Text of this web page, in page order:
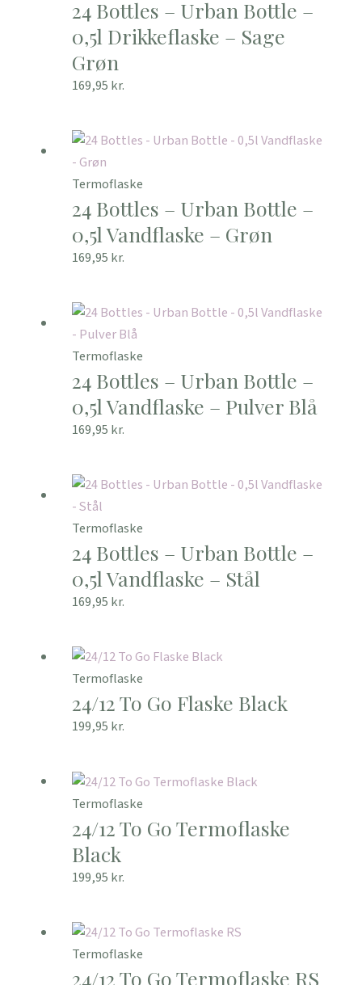
24 Bottles – Urban Bottle –
0,5l Drikkeflaske – Sage
Grøn
169,95 kr.
Termoflaske
24 Bottles – Urban Bottle –
0,5l Vandflaske – Grøn
169,95 kr.
Termoflaske
24 Bottles – Urban Bottle –
0,5l Vandflaske – Pulver Blå
169,95 kr.
Termoflaske
24 Bottles – Urban Bottle –
0,5l Vandflaske – Stål
169,95 kr.
Termoflaske
24/12 To Go Flaske Black
199,95 kr.
Termoflaske
24/12 To Go Termoflaske
Black
199,95 kr.
Termoflaske
24/12 To Go Termoflaske RS